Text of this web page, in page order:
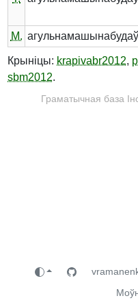
М.
Крыніцы: krapivabr2012,
sbm2012.
Граматычная база